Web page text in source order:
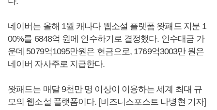
네이버는 올해 1월 캐나다 웹소설 플랫폼 왓패드 지분 1
00%를 6848억 원에 인수하기로 결정했다. 인수대금 가
운데 5079억1095만원은 현금으로, 1769억3003만 원은
네이버 자사주로 지급한다.
왓패드는 매달 9천만 명 이상이 이용하는 세계 최대 규
모의 웹소설 플랫폼이다. [비즈니스포스트 나병현 기자]